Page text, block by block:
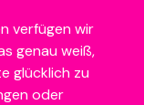
verfügen wir
genau weiß,
glücklich zu
oder